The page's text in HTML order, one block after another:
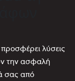
λύσεις
την ασφαλή
σας από